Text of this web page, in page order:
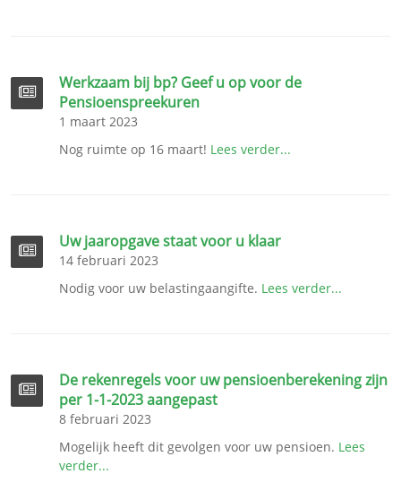
Werkzaam bij bp? Geef u op voor de
Pensioenspreekuren
1 maart 2023
Nog ruimte op 16 maart! Lees verder...
Uw jaaropgave staat voor u klaar
14 februari 2023
Nodig voor uw belastingaangifte. Lees verder...
De rekenregels voor uw pensioenberekening zijn
per 1-1-2023 aangepast
8 februari 2023
Mogelijk heeft dit gevolgen voor uw pensioen. Lees
verder...